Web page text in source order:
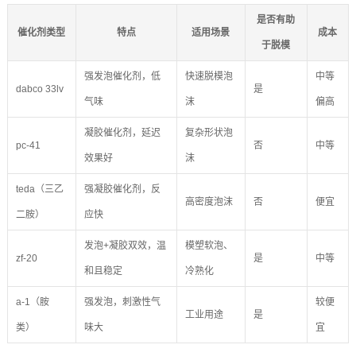
催化剂类型 特点 适用场景
是否有助
于脱模
成本
dabco 33lv
强发泡催化剂，低
气味
快速脱模泡
沫
是
中等
偏高
pc-41
凝胶催化剂，延迟
效果好
复杂形状泡
沫
否 中等
teda（三乙
二胺）
强凝胶催化剂，反
应快
高密度泡沫 否 便宜
zf-20
发泡+凝胶双效，温
和且稳定
模塑软泡、
冷熟化
是 中等
a-1（胺
类）
强发泡，刺激性气
味大
工业用途 是
较便
宜